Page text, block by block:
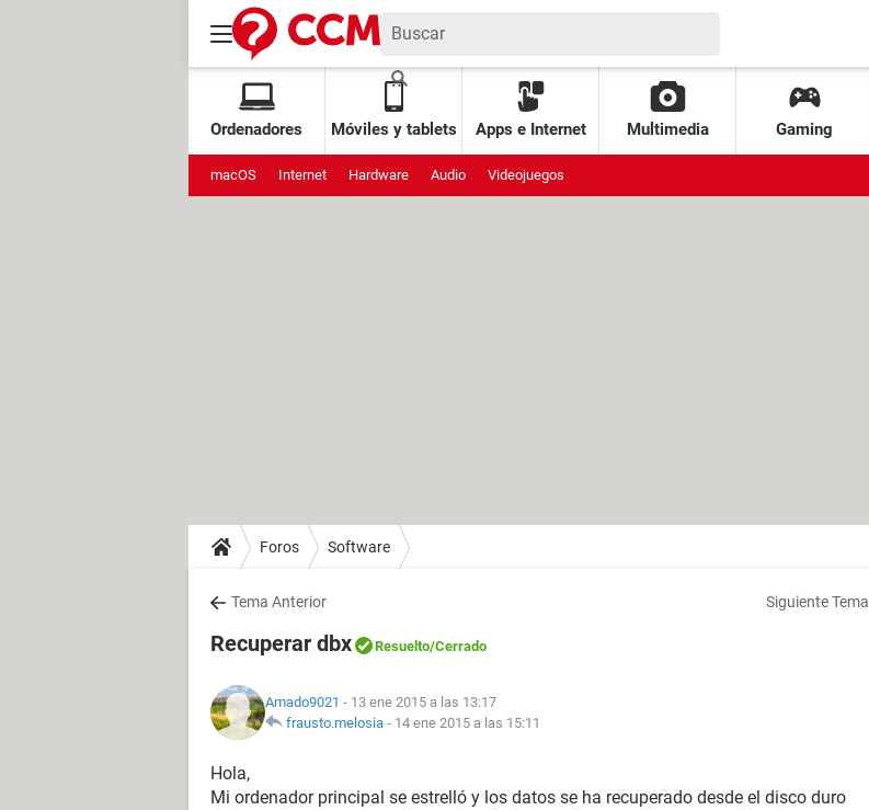
Ordenadores Móviles y tablets Apps e Internet Multimedia Gaming
macOS Internet Hardware Audio Videojuegos
Foros Software
Tema Anterior Siguiente Tema
Recuperar dbx Resuelto/Cerrado
Amado9021 - 13 ene 2015 a las 13:17
frausto.melosia - 14 ene 2015 a las 15:11
Hola,
Mi ordenador principal se estrelló y los datos se ha recuperado desde el disco duro